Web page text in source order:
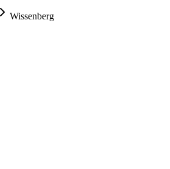
Wissenberg